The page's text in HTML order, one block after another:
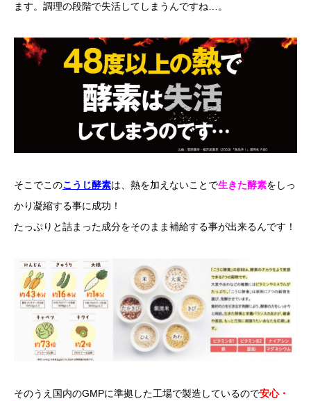
ます。調理の段階で失活してしまうんですね…。
そこでこのこうじ酵素は、熱を加えないことで生きた酵素をしっ
かり凝縮する事に成功！
たっぷりと詰まった成分をそのまま補給する事が出来るんです！
そのうえ国内のGMPに準拠した工場で製造しているので安心・